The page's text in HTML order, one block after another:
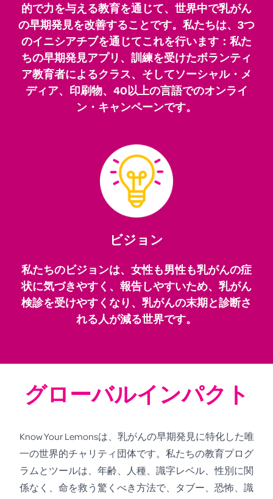
的で力を与える教育を通じて、世界中で乳がん
の早期発見を改善することです。私たちは、3つ
のイニシアチブを通じてこれを行います：私た
ちの早期発見アプリ、訓練を受けたボランティ
ア教育者によるクラス、そしてソーシャル・メ
ディア、印刷物、40以上の言語でのオンライ
ン・キャンペーンです。
ビジョン
私たちのビジョンは、女性も男性も乳がんの症
状に気づきやすく、報告しやすいため、乳がん
検診を受けやすくなり、乳がんの末期と診断さ
れる人が減る世界です。
グローバルインパクト
Know Your Lemonsは、乳がんの早期発見に特化した唯
一の世界的チャリティ団体です。私たちの教育プログ
ラムとツールは、年齢、人種、識字レベル、性別に関
係なく、命を救う驚くべき方法で、タブー、恐怖、識